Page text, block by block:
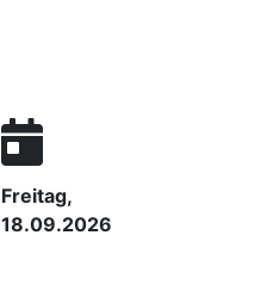
Freitag,
18.09.2026